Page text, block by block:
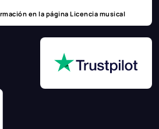
en la páginaLicencia musical